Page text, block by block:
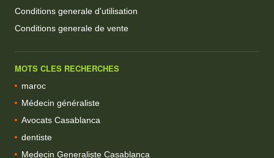
Conditions generale d'utilisation
Conditions generale de vente
MOTS CLES RECHERCHES
maroc
Médecin généraliste
Avocats Casablanca
dentiste
Medecin Generaliste Casablanca